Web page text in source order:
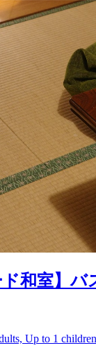
ド和室】
Up to 1 children